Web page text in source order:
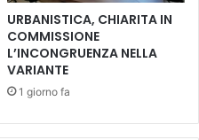
URBANISTICA, CHIARITA IN
COMMISSIONE
L’INCONGRUENZA NELLA
VARIANTE
1 giorno fa